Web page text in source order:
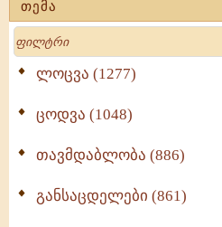
თემა
Search
ლოცვა (1277)
ცოდვა (1048)
თავმდაბლობა (886)
განსაცდელები (861)